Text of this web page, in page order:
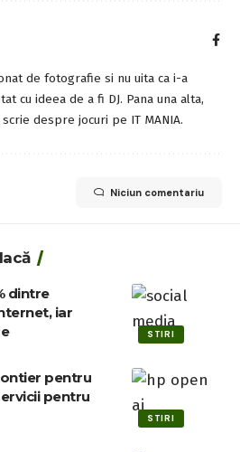
de fotografie si nu uita ca i-a
cu ideea de a fi DJ. Pana una alta,
despre jocuri pe IT MANIA.
Niciun comentariu
STIRI
dintre
iar
STIRI
pentru
pentru